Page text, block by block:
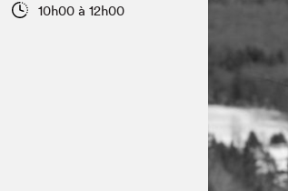
FAQ
Espace
10h00 à 12h00